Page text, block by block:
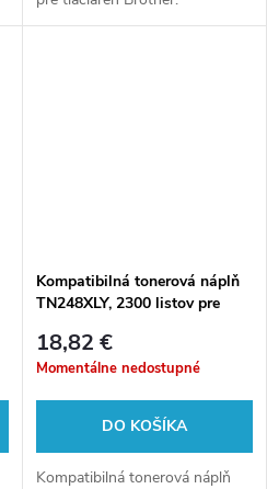
Kompatibilná tonerová náplň
TN248XLY, 2300 listov pre
18,82 €
Momentálne nedostupné
DO KOŠÍKA
Kompatibilná tonerová náplň